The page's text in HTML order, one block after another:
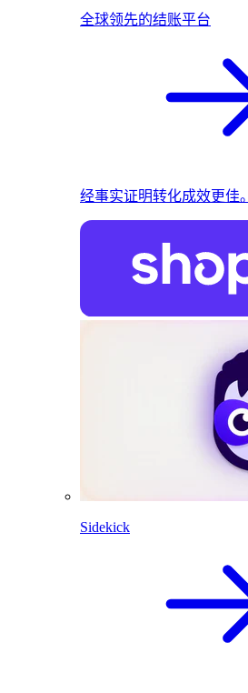
全球领先的结账平台
经事实证明转化成效更佳。
Sidekick